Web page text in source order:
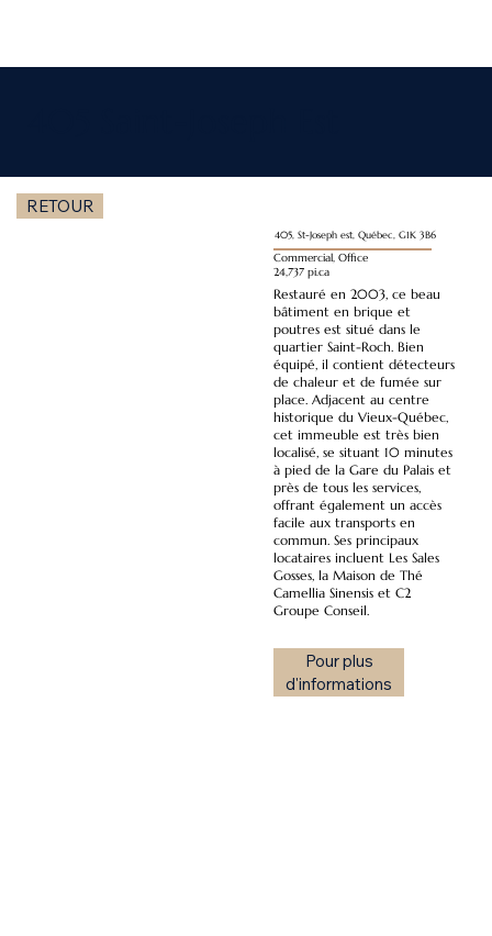
RETOUR
405, St-Joseph est, Québec, G1K 3B6
Commercial, Office
24,737 pi.ca
Restauré en 2003, ce beau
bâtiment en brique et
poutres est situé dans le
quartier Saint-Roch. Bien
équipé, il contient détecteurs
de chaleur et de fumée sur
place. Adjacent au centre
historique du Vieux-Québec,
cet immeuble est très bien
localisé, se situant 10 minutes
à pied de la Gare du Palais et
près de tous les services,
offrant également un accès
facile aux transports en
commun. Ses principaux
locataires incluent Les Sales
Gosses, la Maison de Thé
Camellia Sinensis et C2
Groupe Conseil.
Pour plus
d'informations